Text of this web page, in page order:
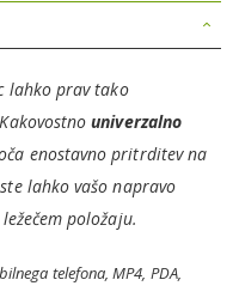
lahko prav tako
Kakovostnouniverzalno
enostavno pritrditev na
lahko vašo napravo
položaju.
telefona, MP4, PDA,